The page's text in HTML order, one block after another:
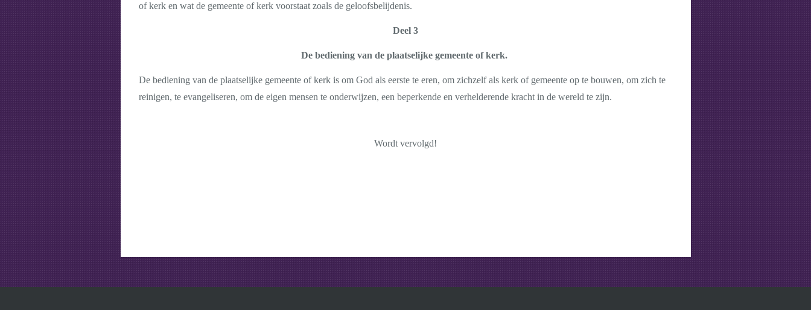
of kerk en wat de gemeente of kerk voorstaat zoals de geloofsbelijdenis.
Deel 3
De bediening van de plaatselijke gemeente of kerk.
De bediening van de plaatselijke gemeente of kerk is om God als eerste te eren, om zichzelf als kerk of gemeente op te bouwen, om zich te
reinigen, te evangeliseren, om de eigen mensen te onderwijzen, een beperkende en verhelderende kracht in de wereld te zijn.
Wordt vervolgd!